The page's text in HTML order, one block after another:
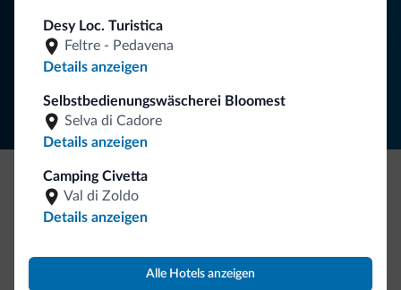
Desy Loc. Turistica
Feltre - Pedavena
Details anzeigen
Selbstbedienungswäscherei Bloomest
Selva di Cadore
Details anzeigen
Camping Civetta
Val di Zoldo
Details anzeigen
Alle Hotels anzeigen
Folgen Sie Dolomiti.it auf
Seien Sie originell, entdecken Sie die neue
So viele von Ihnen haben uns gefragt. Die neue Kollektion
von Dolomiti.it ist da!